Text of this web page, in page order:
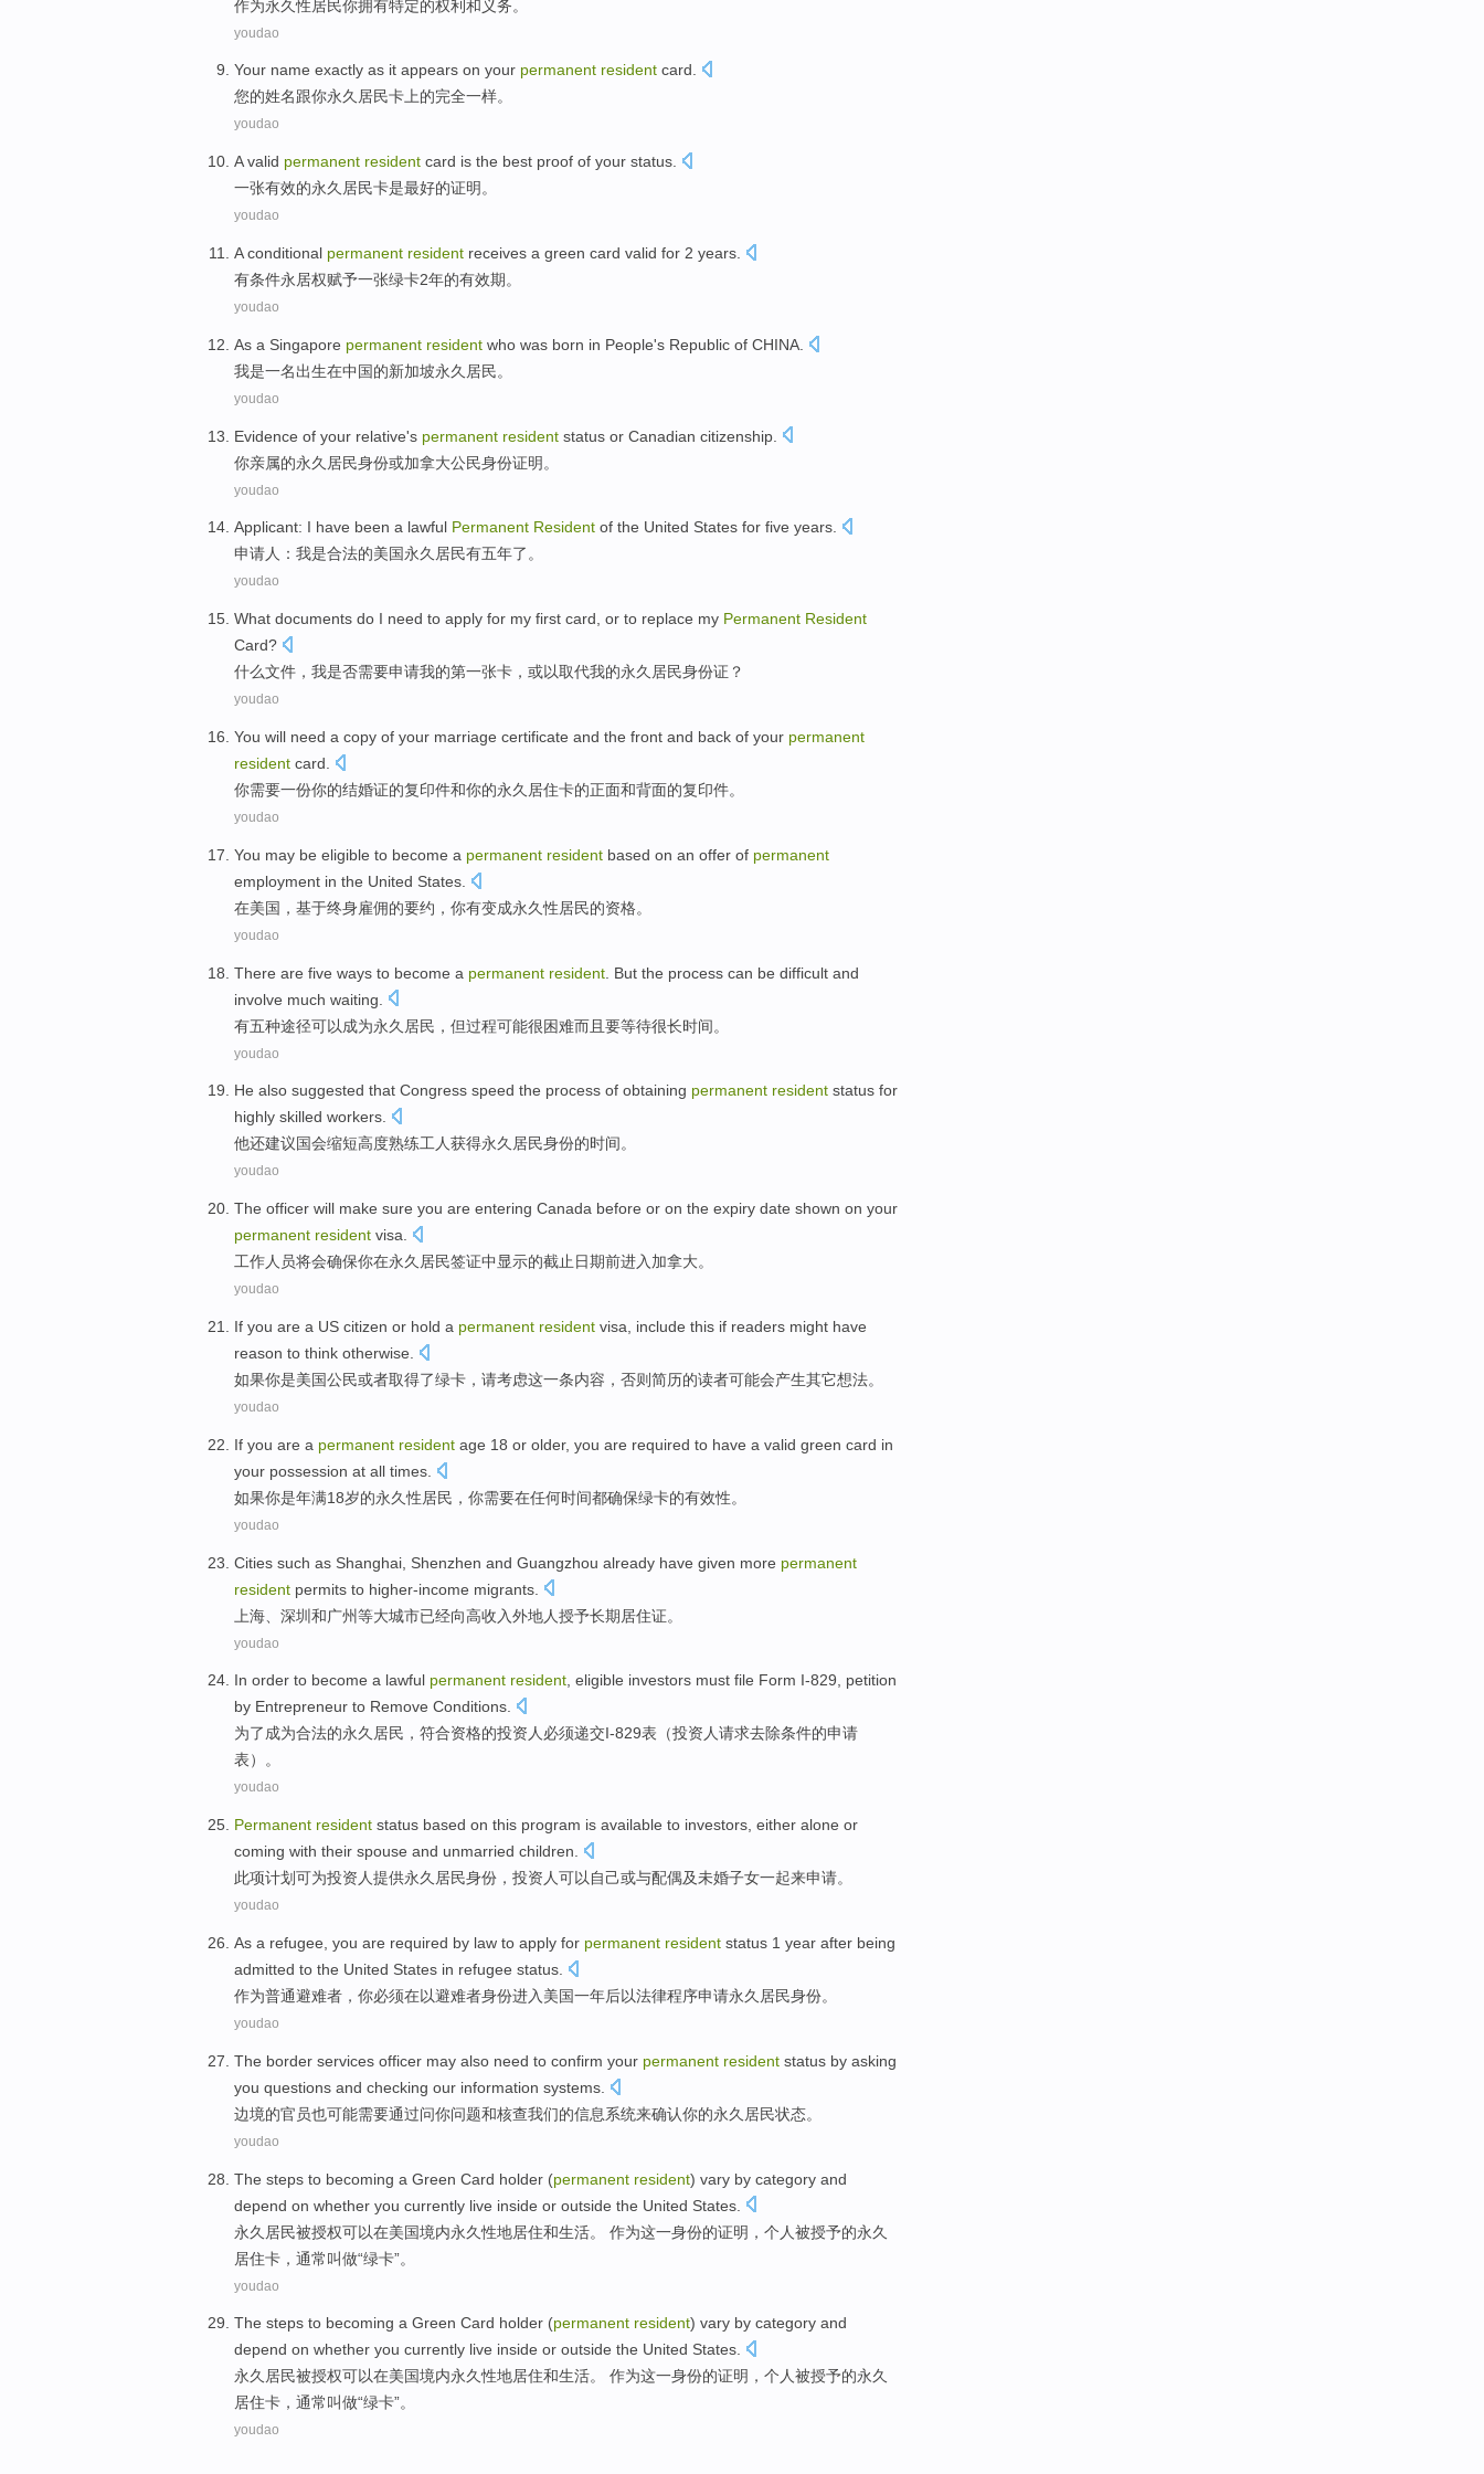
作为永久性居民你拥有特定的权利 和 义务。
youdao
Your name exactly as it appears on your permanent resident card.
您的姓名跟你永久居民卡上的完全一样。
youdao
A valid permanent resident card is the best proof of your status.
一张有效的永久 居民卡是最好的证明。
youdao
A conditional permanent resident receives a green card valid for 2 years
有条件永 居权赋予一张绿卡2年的有效期。
youdao
As a Singapore permanent resident who was born in People's Republic of CHINA
我是一名出生在中国的新加坡永久 居民。
youdao
Evidence of your relative's permanent resident status or Canadian citizenship
你亲属的永久 居民身份或加拿大公民身份证明。
youdao
Applicant: I have been a lawful Permanent Resident of the United States for five years.
申请人 ： 我是合法的美国永久居民有五年了。
youdao
What documents do I need to apply for my first card or to replace my Permanent Resident
Card?
什么文件 ， 我是否需要申请我的第一张卡 ， 或以取代我的永久 居民身份证 ？
youdao
You will need a copy of your marriage certificate and the front and back of your permanent
resident card
你需要一份你的结婚证的复印件和你的永久 居住卡的正面和背面的复印件。
youdao
You may be eligible to become a permanent resident based on an offer of permanent
employment in the United States
在美国， 基于终身雇佣的要约 ， 你有变成永久性居民的资格。
youdao
There are five ways to become a permanent resident But the process can be difficult and
involve much waiting.
有五种途径可以成为永久 居民 ， 但过程可能很困难而且要等待很长时间。
youdao
He also suggested that Congress speed the process of obtaining permanent resident status for
highly skilled workers.
他还建议国会缩短高度熟练工人获得永久居民身份的时间。
youdao
The officer will make sure you are entering Canada before or on the expiry date shown on your
permanent resident visa
工作人员将会确保你在永久 居民签证中显示的截止 日期前进入 加拿大。
youdao
If you are a US citizen or hold a permanent resident visa , include this if readers might have
reason to think otherwise
如果你是美国公民或者取得了绿卡 ，请考虑这一条内容，否则简历的读者可能会产生其它想法。
youdao
If you are a permanent resident age 18 or older, you are required to have a valid green card in
your possession at all times
如果你是年满18岁的永久性居民 ，你需要在任何时间都确保绿卡的有效性。
youdao
Cities such as Shanghai Shenzhen and Guangzhou already have given more permanent
resident permits to higher-income migrants.
上海
深圳和广州等大城市已经向高收入外地人授予长期居住证。
youdao
In order to become a lawful permanent resident, eligible investors must file Form I-829, petition
by Entrepreneur to Remove Conditions.
为了成为合法的永久居民 ， 符合资格的投资人必须递交I-829表（投资人请求去除条件的申请
表）。
youdao
Permanent resident status based on this program is available to investors either alone or
coming with their spouse and unmarried children
此项计划可为投资人提供永久 居民身份 ，投资人可以 自己或与配偶及未婚子女一起来申请。
youdao
As a refugee you are required by law to apply for permanent resident status 1 year after being
admitted to the United States in refugee status.
作为普通避难者 ， 你必须在以避难者身份进入 美国一年后以法律程序申请永久 居民身份。
youdao
The border services officer may also need to confirm your permanent resident status by asking
you questions and checking our information systems
边境的官员也可能需要通过问你问题和核查我们的信息系统来确认你的永久 居民状态。
youdao
The steps to becoming a Green Card holder (permanent resident) vary by category and
depend on whether you currently live inside or outside the United States
永久 居民被授权可以在美国境内永久性地居住和生活。 作为这一身份的证明， 个人被授予的永久
居住卡 ，通常叫做“绿卡”。
youdao
The steps to becoming a Green Card holder (permanent resident) vary by category and
depend on whether you currently live inside or outside the United States.
永久居民被授权可以在美国境内永久性地居住和生活。 作为这一身份的证明， 个人被授予的永久
居住卡 ，通常叫做“绿卡”。
youdao